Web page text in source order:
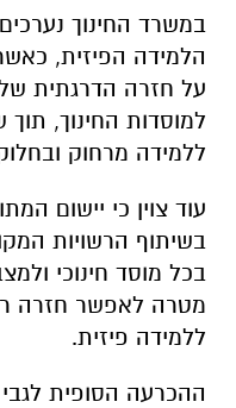
במשרד החינוך
הלמידה הפיזית,
למוסדות החינוך, תוך
ללמידה מרחוק
עוד צוין כי יישום
בשיתוף הרשויות
בכל מוסד חינוכי
מטרה לאפשר חזרה
ללמידה פיזית.
ההכרעה הסופית